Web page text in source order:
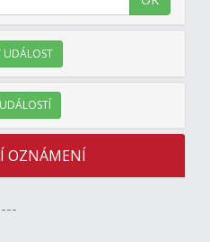
UDÁLOST
OZNÁMENÍ
---